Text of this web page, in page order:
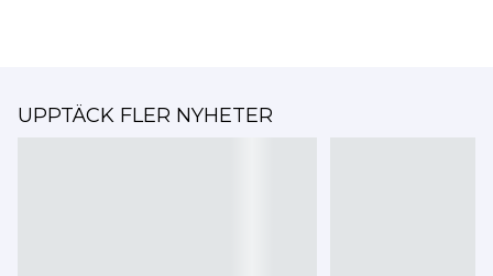
UPPTÄCK FLER NYHETER